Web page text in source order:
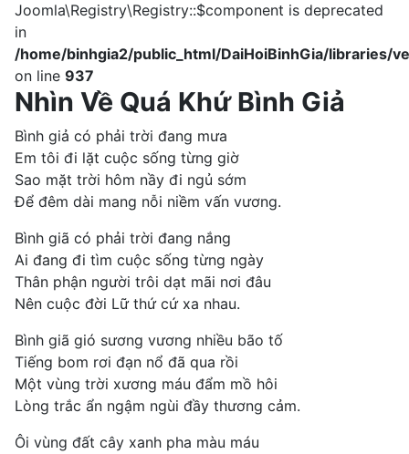
Joomla\Registry\Registry::$component is deprecated
in
/home/binhgia2/public_html/DaiHoiBinhGia/libraries/
on line 937
Nhìn Về Quá Khứ Bình Giả
Bình giả có phải trời đang mưa
Em tôi đi lặt cuộc sống từng giờ
Sao mặt trời hôm nầy đi ngủ sớm
Để đêm dài mang nỗi niềm vấn vương.
Bình giã có phải trời đang nắng
Ai đang đi tìm cuộc sống từng ngày
Thân phận người trôi dạt mãi nơi đâu
Nên cuộc đời Lữ thứ cứ xa nhau.
Bình giã gió sương vương nhiều bão tố
Tiếng bom rơi đạn nổ đã qua rồi
Một vùng trời xương máu đẩm mồ hôi
Lòng trắc ẩn ngậm ngùi đầy thương cảm.
Ôi vùng đất cây xanh pha màu máu